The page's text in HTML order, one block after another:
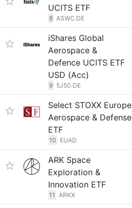
UCITS ETF
8 ASWC.DE
iShares Global
Aerospace &
Defence UCITS ETF
USD (Acc)
9 5J50.DE
Select STOXX Europe
Aerospace & Defense
ETF
10 EUAD
ARK Space
Exploration &
Innovation ETF
11 ARKX